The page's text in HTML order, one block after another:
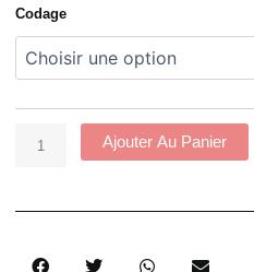
Codage
Quantité
Ballast
C
A2059005010
Ajouter Au Panier